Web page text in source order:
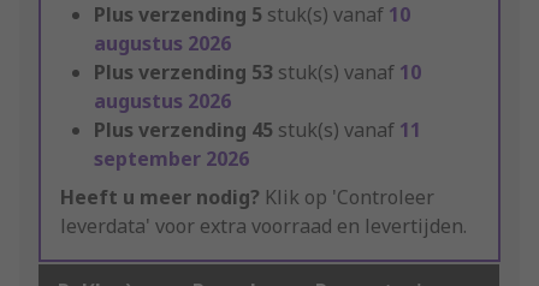
Plus verzending 5 stuk(s) vanaf 10
augustus 2026
Plus verzending 53 stuk(s) vanaf 10
augustus 2026
Plus verzending 45 stuk(s) vanaf 11
september 2026
Heeft u meer nodig? Klik op 'Controleer
leverdata' voor extra voorraad en levertijden.